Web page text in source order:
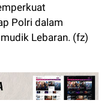
Polri dalam
Lebaran. (fz)